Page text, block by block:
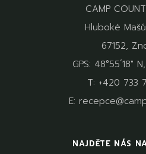
CAMP
Hluboké
67152,
GPS: 48°55´18"
T: +420 733
E:
NAJDĚTE NÁS